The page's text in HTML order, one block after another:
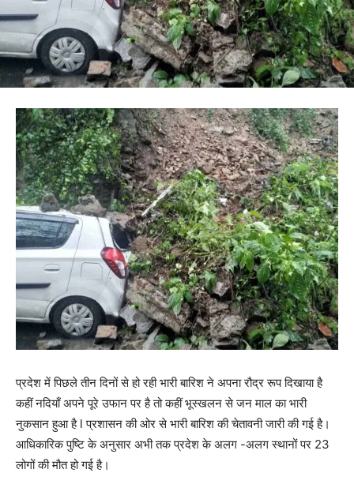
प्रदेश में पिछले तीन दिनों से हो रही भारी बारिश ने अपना रौद्र रूप दिखाया है
कहीं नदियाँ अपने पूरे उफान पर है तो कहीं भूस्खलन से जन माल का भारी
नुकसान हुआ है l प्रशासन की ओर से भारी बारिश की चेतावनी जारी की गई है।
आधिकारिक पुष्टि के अनुसार अभी तक प्रदेश के अलग -अलग स्थानों पर 23
लोगों की मौत हो गई है।